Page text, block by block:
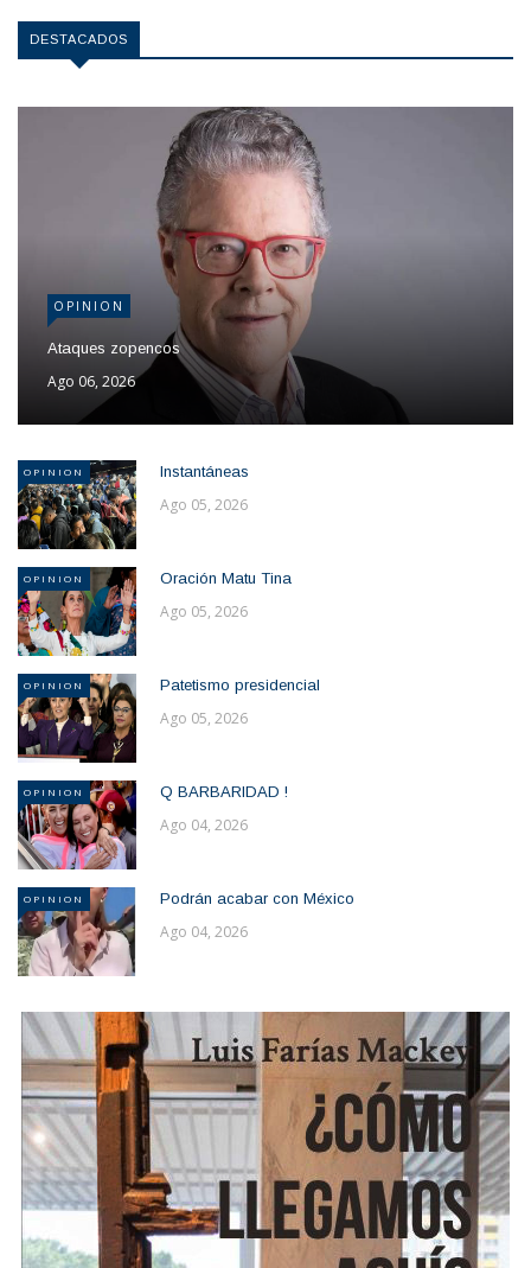
DESTACADOS
OPINION
Ataques zopencos
Ago 06, 2026
OPINION Instantáneas
Ago 05, 2026
OPINION Oración Matu Tina
Ago 05, 2026
OPINION Patetismo presidencial
Ago 05, 2026
OPINION Q BARBARIDAD !
Ago 04, 2026
OPINION Podrán acabar con México
Ago 04, 2026